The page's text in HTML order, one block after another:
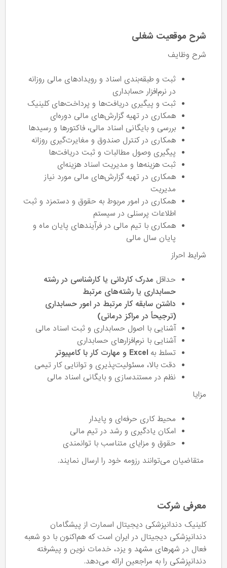
شرح موقعیت شغلی
شرح وظایف
ثبت و طبقه‌بندی اسناد و رویدادهای مالی روزانه
در نرم‌افزار حسابداری
ثبت و پیگیری دریافت‌ها و پرداخت‌های کلینیک
همکاری در تهیه گزارش‌های مالی دوره‌ای
بررسی و بایگانی اسناد مالی، فاکتورها و رسیدها
همکاری در کنترل صندوق و مغایرت‌گیری روزانه
پیگیری وصول مطالبات و ثبت دریافت‌ها
ثبت هزینه‌ها و مدیریت اسناد هزینه‌ای
همکاری در تهیه گزارش‌های مالی مورد نیاز
مدیریت
همکاری در امور مربوط به حقوق و دستمزد و ثبت
اطلاعات پرسنلی در سیستم
همکاری با تیم مالی در فرآیندهای پایان ماه و
پایان سال مالی
شرایط احراز
حداقل مدرک کاردانی یا کارشناسی در رشته
حسابداری یا رشته‌های مرتبط
داشتن سابقه کار مرتبط در امور حسابداری
(ترجیحاً در مراکز درمانی)
آشنایی با اصول حسابداری و ثبت اسناد مالی
آشنایی با نرم‌افزارهای حسابداری
تسلط به Excel و مهارت کار با کامپیوتر
دقت بالا، مسئولیت‌پذیری و توانایی کار تیمی
نظم در مستندسازی و بایگانی اسناد مالی
مزایا
محیط کاری حرفه‌ای و پایدار
امکان یادگیری و رشد در تیم مالی
حقوق و مزایای متناسب با توانمندی
متقاضیان می‌توانند رزومه خود را ارسال نمایند.
معرفی شرکت
کلینیک دندانپزشکی دیجیتال اسمارت از پیشگامان
دندانپزشکی دیجیتال در ایران است که هم‌اکنون با دو شعبه
فعال در شهرهای مشهد و یزد، خدمات نوین و پیشرفته
دندانپزشکی را به مراجعین ارائه می‌دهد.